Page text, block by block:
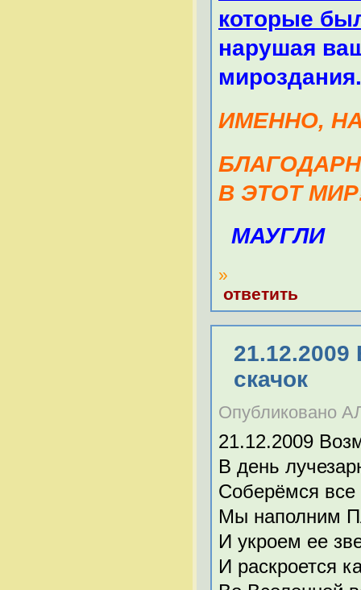
которые
нарушая
мироздания.
ИМЕННО,
В ЭТОТ
МАУГЛИ
»
ответить
скачок
Опубликовано
21.12.2009
В день
Соберёмся все
Мы наполним
И укроем ее
И раскроется